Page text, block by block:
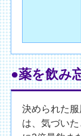
●薬を飲み
決められた
は、気づい